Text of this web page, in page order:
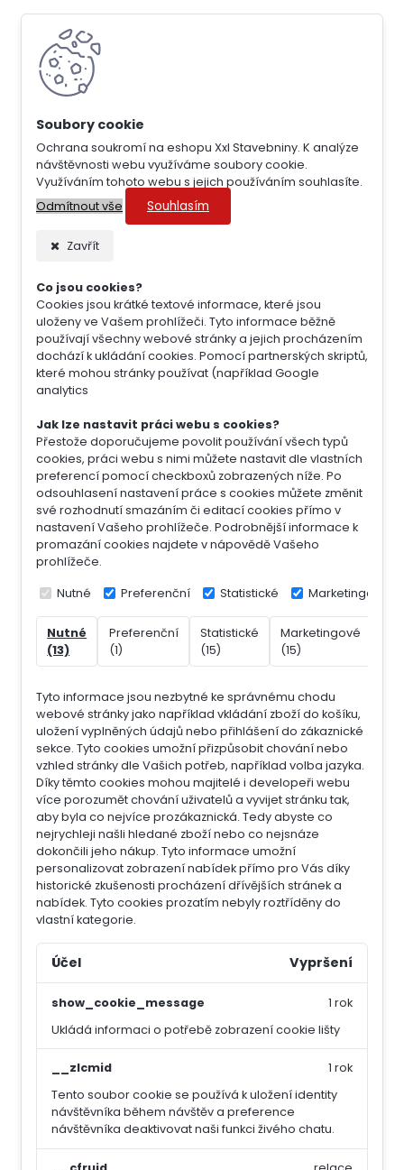
Ochrana soukromí na eshopu Xxl Stavebniny. K analýze
návštěvnosti webu využíváme soubory cookie.
Využíváním tohoto webu s jejich používáním souhlasíte.
Odmítnout vše
Souhlasím
Zavřít
Co jsou cookies?
Cookies jsou krátké textové informace, které jsou
uloženy ve Vašem prohlížeči. Tyto informace běžně
používají všechny webové stránky a jejich procházením
dochází k ukládání cookies. Pomocí partnerských skriptů,
které mohou stránky používat (například Google
analytics
Jak lze nastavit práci webu s cookies?
Přestože doporučujeme povolit používání všech typů
cookies, práci webu s nimi můžete nastavit dle vlastních
preferencí pomocí checkboxů zobrazených níže. Po
odsouhlasení nastavení práce s cookies můžete změnit
své rozhodnutí smazáním či editací cookies přímo v
nastavení Vašeho prohlížeče. Podrobnější informace k
promazání cookies najdete v nápovědě Vašeho
prohlížeče.
Nutné Preferenční Statistické Marketingové
Nutné
(13)
Preferenční
(1)
Statistické
(15)
Marketingové
(15)
Tyto informace jsou nezbytné ke správnému chodu
webové stránky jako například vkládání zboží do košíku,
uložení vyplněných údajů nebo přihlášení do zákaznické
sekce. Tyto cookies umožní přizpůsobit chování nebo
vzhled stránky dle Vašich potřeb, například volba jazyka.
Díky těmto cookies mohou majitelé i developeři webu
více porozumět chování uživatelů a vyvijet stránku tak,
aby byla co nejvíce prozákaznická. Tedy abyste co
nejrychleji našli hledané zboží nebo co nejsnáze
dokončili jeho nákup. Tyto informace umožní
personalizovat zobrazení nabídek přímo pro Vás díky
historické zkušenosti procházení dřívějších stránek a
nabídek. Tyto cookies prozatím nebyly roztříděny do
vlastní kategorie.
Účel Vypršení
show_cookie_message
Ukládá informaci o potřebě zobrazení cookie lišty
1 rok
__zlcmid
Tento soubor cookie se používá k uložení identity
návštěvníka během návštěv a preference
návštěvníka deaktivovat naši funkci živého chatu.
1 rok